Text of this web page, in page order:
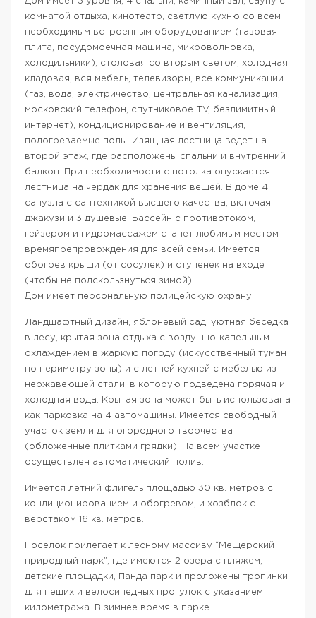
комнатой отдыха, кинотеатр, светлую кухню со всем
необходимым встроенным оборудованием (газовая
плита, посудомоечная машина, микроволновка,
холодильники), столовая со вторым светом, холодная
кладовая, вся мебель, телевизоры, все коммуникации
(газ, вода, электричество, центральная канализация,
московский телефон, спутниковое TV, безлимитный
интернет), кондиционирование и вентиляция,
подогреваемые полы. Изящная лестница ведет на
второй этаж, где расположены спальни и внутренний
балкон. При необходимости с потолка опускается
лестница на чердак для хранения вещей. В доме 4
санузла с сантехникой высшего качества, включая
джакузи и 3 душевые. Бассейн с противотоком,
гейзером и гидромассажем станет любимым местом
времяпрепровождения для всей семьи. Имеется
обогрев крыши (от сосулек) и ступенек на входе
(чтобы не подскользнуться зимой).
Дом имеет персональную полицейскую охрану.
Ландшафтный дизайн, яблоневый сад, уютная беседка
в лесу, крытая зона отдыха с воздушно-капельным
охлаждением в жаркую погоду (искусственный туман
по периметру зоны) и с летней кухней с мебелью из
нержавеющей стали, в которую подведена горячая и
холодная вода. Крытая зона может быть использована
как парковка на 4 автомашины. Имеется свободный
участок земли для огородного творчества
(обложенные плитками грядки). На всем участке
осуществлен автоматический полив.
Имеется летний флигель площадью 30 кв. метров с
кондиционированием и обогревом, и хозблок с
верстаком 16 кв. метров.
Поселок прилегает к лесному массиву “Мещерский
природный парк”, где имеются 2 озера с пляжем,
детские площадки, Панда парк и проложены тропинки
для пеших и велосипедных прогулок с указанием
километража. В зимнее время в парке